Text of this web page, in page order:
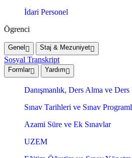
İdari Personel
Ögrenci
Genel Staj & Mezuniyet
Sosyal Transkript
Formlar Yardım
Danışmanlık, Ders Alma ve Ders
Sınav Tarihleri ve Sınav
Azami Süre ve Ek Sınavlar
UZEM